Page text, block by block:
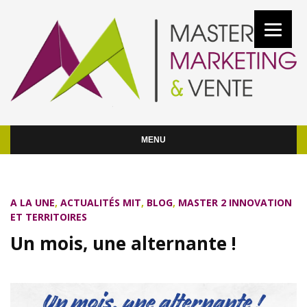
MENU
A LA UNE, ACTUALITÉS MIT, BLOG, MASTER 2 INNOVATION
ET TERRITOIRES
Un mois, une alternante !